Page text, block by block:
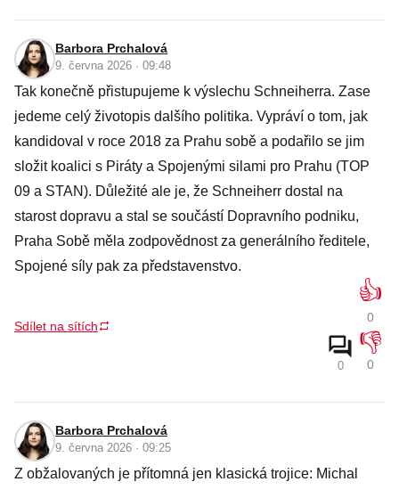
Barbora Prchalová
9. června 2026 · 09:48
Tak konečně přistupujeme k výslechu Schneiherra. Zase
jedeme celý životopis dalšího politika. Vypráví o tom, jak
kandidoval v roce 2018 za Prahu sobě a podařilo se jim
složit koalici s Piráty a Spojenými silami pro Prahu (TOP
09 a STAN). Důležité ale je, že Schneiherr dostal na
starost dopravu a stal se součástí Dopravního podniku,
Praha Sobě měla zodpovědnost za generálního ředitele,
Spojené síly pak za představenstvo.
Sdílet na sítích
0
👍
0
👎
0
Barbora Prchalová
9. června 2026 · 09:25
Z obžalovaných je přítomná jen klasická trojice: Michal